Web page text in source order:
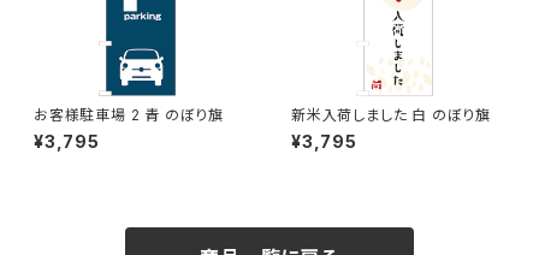
お客様駐車場 2 青 のぼり旗
¥3,795
新米入荷しました 白 のぼり旗
¥3,795